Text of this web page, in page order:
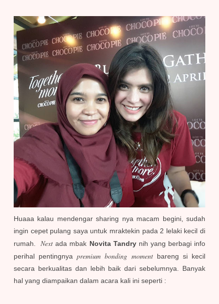
Huaaa kalau mendengar sharing nya macam begini, sudah
ingin cepet pulang saya untuk mraktekin pada 2 lelaki kecil di
rumah.Next ada mbak Novita Tandrynih yang berbagi info
perihal pentingnyapremium bonding moment bareng si kecil
secara berkualitas dan lebih baik dari sebelumnya. Banyak
hal yang diampaikan dalam acara kali ini seperti :